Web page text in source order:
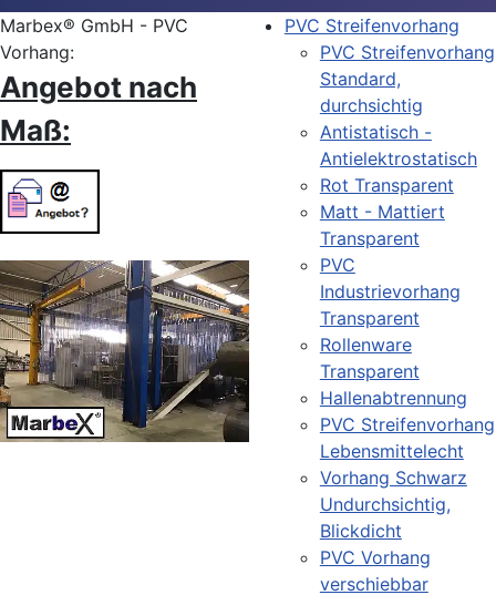
Marbex® GmbH - PVC
Vorhang:
Angebot nach
Maß:
PVC Streifenvorhang
PVC Streifenvorhang
Standard,
durchsichtig
Antistatisch -
Antielektrostatisch
Rot Transparent
Matt - Mattiert
Transparent
PVC
Industrievorhang
Transparent
Rollenware
Transparent
Hallenabtrennung
PVC Streifenvorhang
Lebensmittelecht
Vorhang Schwarz
Undurchsichtig,
Blickdicht
PVC Vorhang
verschiebbar